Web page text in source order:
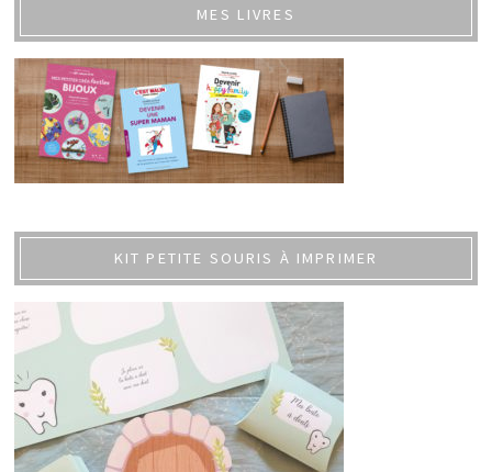
MES LIVRES
KIT PETITE SOURIS À IMPRIMER